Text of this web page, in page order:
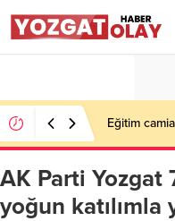
Eğitim
AK Parti Yozgat
yoğun katılımla